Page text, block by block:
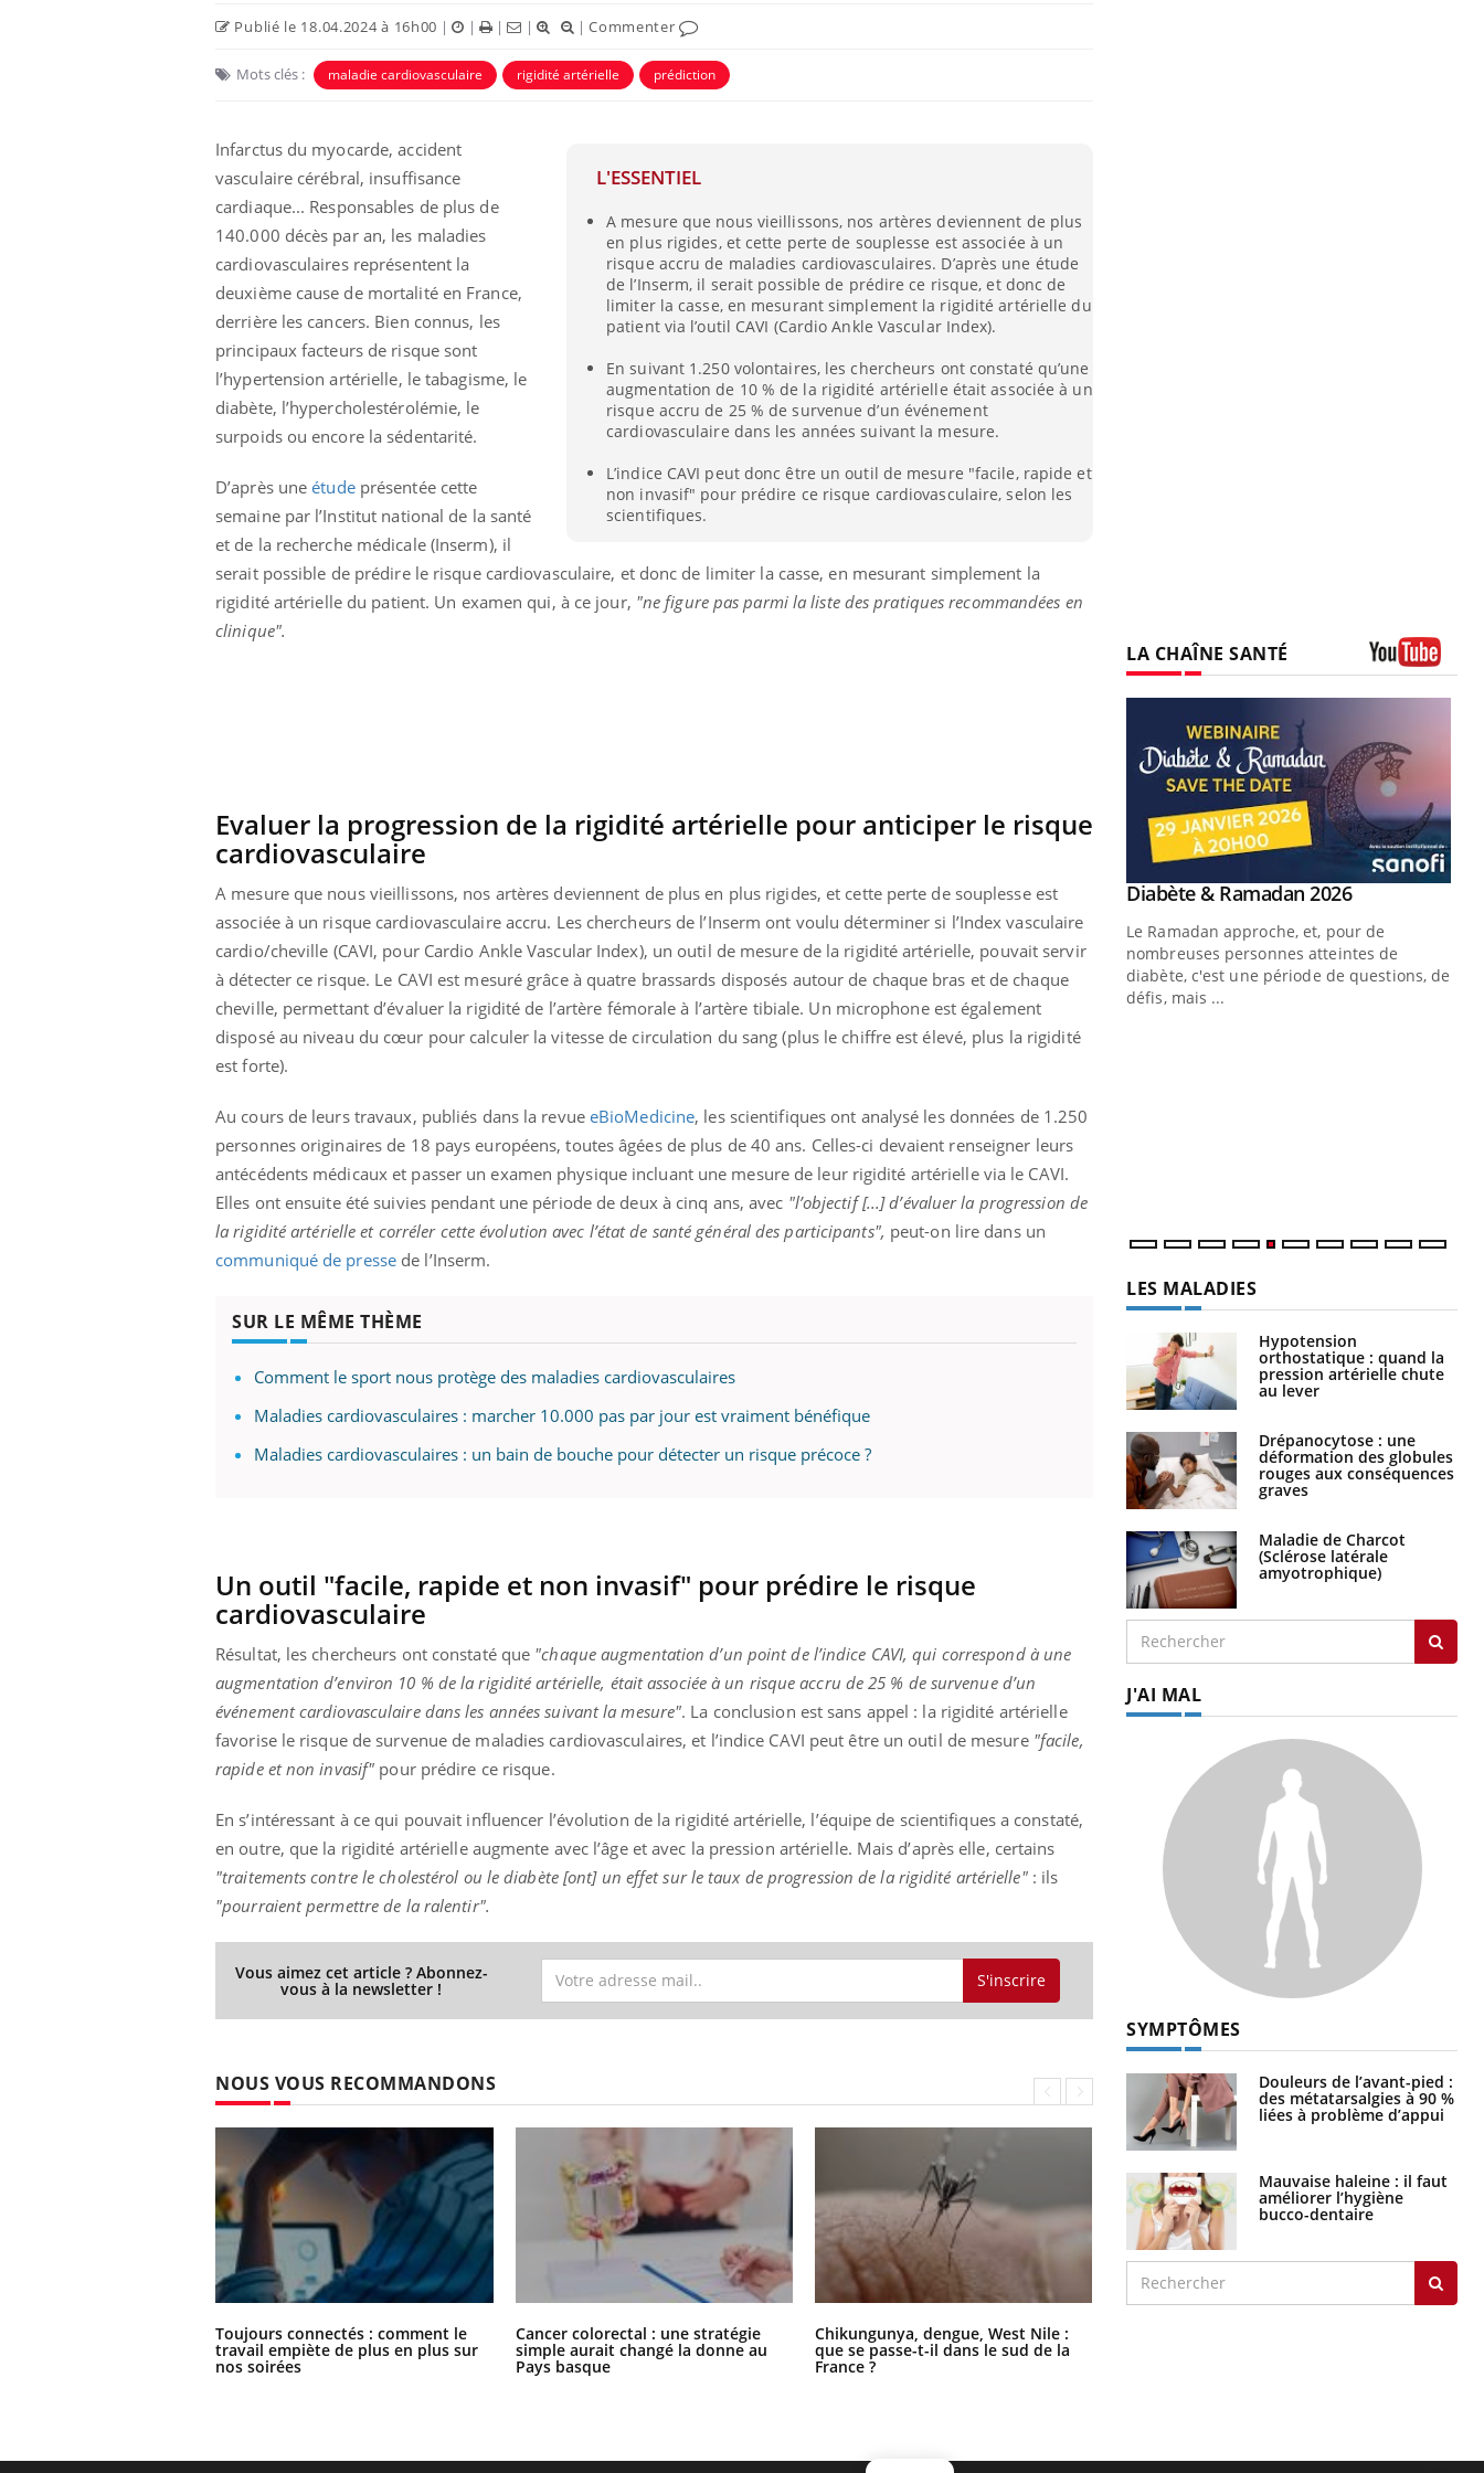
Publié le 18.04.2024 à 16h00 | | | | |Commenter
Mots clés : maladie cardiovasculaire rigidité artérielle prédiction
L'ESSENTIEL
A mesure que nous vieillissons, nos artères deviennent de plus
en plus rigides, et cette perte de souplesse est associée à un
risque accru de maladies cardiovasculaires. D’après une étude
de l’Inserm, il serait possible de prédire ce risque, et donc de
limiter la casse, en mesurant simplement la rigidité artérielle du
patient via l’outil CAVI (Cardio Ankle Vascular Index).
En suivant 1.250 volontaires, les chercheurs ont constaté qu’une
augmentation de 10 % de la rigidité artérielle était associée à un
risque accru de 25 % de survenue d’un événement
cardiovasculaire dans les années suivant la mesure.
L’indice CAVI peut donc être un outil de mesure "facile, rapide et
non invasif" pour prédire ce risque cardiovasculaire, selon les
scientifiques.
Infarctus du myocarde, accident
vasculaire cérébral, insuffisance
cardiaque... Responsables de plus de
140.000 décès par an, les maladies
cardiovasculaires représentent la
deuxième cause de mortalité en France,
derrière les cancers. Bien connus, les
principaux facteurs de risque sont
l’hypertension artérielle, le tabagisme, le
diabète, l’hypercholestérolémie, le
surpoids ou encore la sédentarité.
D’après uneétudeprésentée cette
semaine par l’Institut national de la santé
et de la recherche médicale (Inserm), il
serait possible de prédire le risque cardiovasculaire, et donc de limiter la casse, en mesurant simplement la
rigidité artérielle du patient. Un examen qui, à ce jour, "ne figure pas parmi la liste des pratiques recommandées en
clinique".
Evaluer la progression de la rigidité artérielle pour anticiper le risque
cardiovasculaire
A mesure que nous vieillissons, nos artères deviennent de plus en plus rigides, et cette perte de souplesse est
associée à un risque cardiovasculaire accru. Les chercheurs de l’Inserm ont voulu déterminer si l’Index vasculaire
cardio/cheville (CAVI, pour Cardio Ankle Vascular Index), un outil de mesure de la rigidité artérielle, pouvait servir
à détecter ce risque. Le CAVI est mesuré grâce à quatre brassards disposés autour de chaque bras et de chaque
cheville, permettant d’évaluer la rigidité de l’artère fémorale à l’artère tibiale. Un microphone est également
disposé au niveau du cœur pour calculer la vitesse de circulation du sang (plus le chiffre est élevé, plus la rigidité
est forte).
Au cours de leurs travaux, publiés dans la revue eBioMedicine, les scientifiques ont analysé les données de 1.250
personnes originaires de 18 pays européens, toutes âgées de plus de 40 ans. Celles-ci devaient renseigner leurs
antécédents médicaux et passer un examen physique incluant une mesure de leur rigidité artérielle via le CAVI.
Elles ont ensuite été suivies pendant une période de deux à cinq ans, avec "l’objectif [...] d’évaluer la progression de
la rigidité artérielle et corréler cette évolution avec l’état de santé général des participants", peut-on lire dans un
communiqué de presse de l’Inserm.
SUR LE MÊME THÈME
Comment le sport nous protège des maladies cardiovasculaires
Maladies cardiovasculaires : marcher 10.000 pas par jour est vraiment bénéfique
Maladies cardiovasculaires : un bain de bouche pour détecter un risque précoce ?
Un outil "facile, rapide et non invasif" pour prédire le risque
cardiovasculaire
Résultat, les chercheurs ont constaté que "chaque augmentation d’un point de l’indice CAVI, qui correspond à une
augmentation d’environ 10 % de la rigidité artérielle, était associée à un risque accru de 25 % de survenue d’un
événement cardiovasculaire dans les années suivant la mesure". La conclusion est sans appel : la rigidité artérielle
favorise le risque de survenue de maladies cardiovasculaires, et l’indice CAVI peut être un outil de mesure "facile,
rapide et non invasif" pour prédire ce risque.
En s’intéressant à ce qui pouvait influencer l’évolution de la rigidité artérielle, l’équipe de scientifiques a constaté,
en outre, que la rigidité artérielle augmente avec l’âge et avec la pression artérielle. Mais d’après elle, certains
"traitements contre le cholestérol ou le diabète [ont] un effet sur le taux de progression de la rigidité artérielle" : ils
"pourraient permettre de la ralentir".
Vous aimez cet article ? Abonnez-
vous à la newsletter ! S'inscrire
NOUS VOUS RECOMMANDONS
Toujours connectés : comment le
travail empiète de plus en plus sur
nos soirées
Cancer colorectal : une stratégie
simple aurait changé la donne au
Pays basque
Chikungunya, dengue, West Nile :
que se passe-t-il dans le sud de la
France ?
LA CHAÎNE SANTÉ
Carence en fer : comprendre pour
Youtube
Fatigue, irritabilité, brouillard mental ou
même alopécie… Les symptômes de la
carence en fer sont multiples ce qui la rend
Youtube
Insuline & Charge mentale : et si on
osait en parler??Youtube
En 2026, l'insuline dans le diabète de type 2
reste entourée d'idées reçues chez les
patients comme parfois chez les soignants.
Youtube
Eczéma Chronique des Mains : se
préparer pour l’été !Youtube
L'été arrive… et avec lui, un tout nouveau
rythme de vie ! Vacances, plage, piscine,
soleil, activités en plein air… Nos mains
sont ...
Youtube
Diabète & Ramadan 2026Youtube
Le Ramadan approche, et, pour de
nombreuses personnes atteintes de
diabète, c'est une période de questions, de
défis, mais ...
LES MALADIES
Hypotension
orthostatique : quand la
pression artérielle chute
au lever
Drépanocytose : une
déformation des globules
rouges aux conséquences
graves
Maladie de Charcot
(Sclérose latérale
amyotrophique)
J'AI MAL
SYMPTÔMES
Douleurs de l’avant-pied :
des métatarsalgies à 90 %
liées à problème d’appui
Mauvaise haleine : il faut
améliorer l’hygiène
bucco-dentaire